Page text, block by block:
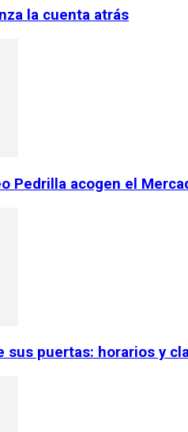
la cuenta atrás
Pedrilla acogen el
sus puertas: horarios y